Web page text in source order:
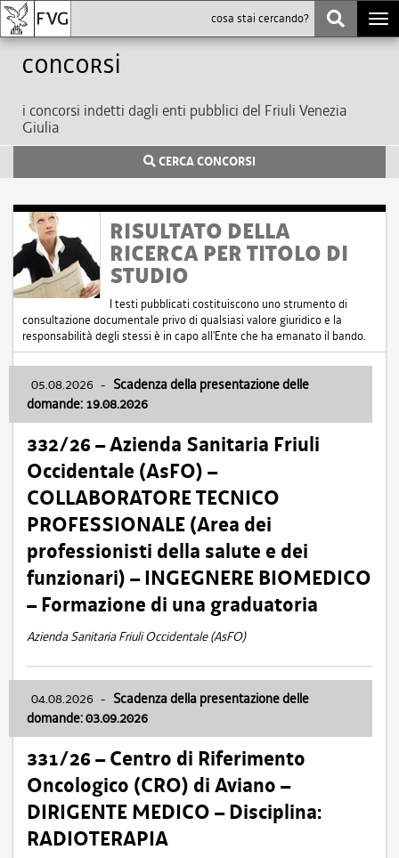
Concorsi
i concorsi indetti dagli enti pubblici del Friuli Venezia
Giulia
CERCA CONCORSI
RISULTATO DELLA
RICERCA PER TITOLO DI
STUDIO
I testi pubblicati costituiscono uno strumento di
consultazione documentale privo di qualsiasi valore giuridico e la
responsabilità degli stessi è in capo all'Ente che ha emanato il bando.
05.08.2026 - Scadenza della presentazione delle
domande: 19.08.2026
332/26 – Azienda Sanitaria Friuli
Occidentale (AsFO) –
COLLABORATORE TECNICO
PROFESSIONALE (Area dei
professionisti della salute e dei
funzionari) – INGEGNERE BIOMEDICO
– Formazione di una graduatoria
Azienda Sanitaria Friuli Occidentale (AsFO)
04.08.2026 - Scadenza della presentazione delle
domande: 03.09.2026
331/26 – Centro di Riferimento
Oncologico (CRO) di Aviano –
DIRIGENTE MEDICO – Disciplina:
RADIOTERAPIA